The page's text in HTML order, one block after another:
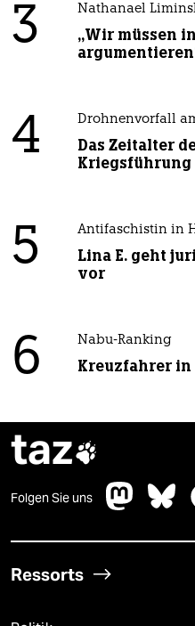
3 Nathanael
„Wir müssen
4 Drohnenvorfall
Das Zeitalter
Kriegsführung
5 Antifaschistin in
Lina E. geht
vor
6 Nabu-Ranking
Kreuzfahrer
taz
Folgen Sie uns
Ressorts